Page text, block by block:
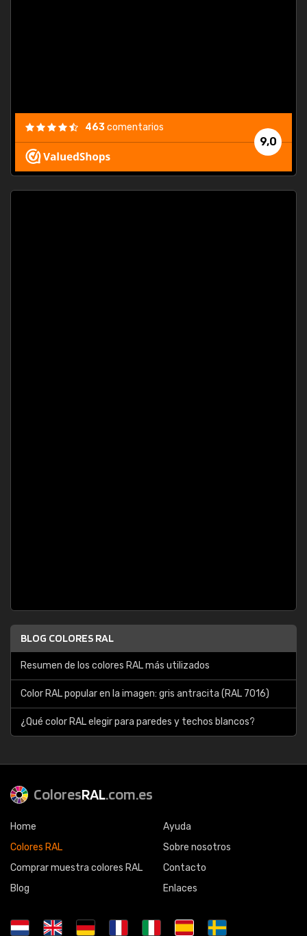
9,0
463comentarios
BLOG COLORES RAL
Resumen de los colores RAL más utilizados
Color RAL popular en la imagen: gris antracita (RAL 7016)
¿Qué color RAL elegir para paredes y techos blancos?
ColoresRAL.com.es
Home
Colores RAL
Comprar muestra colores RAL
Blog
Ayuda
Sobre nosotros
Contacto
Enlaces